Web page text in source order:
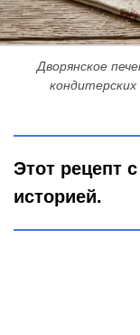
Дворянское
Этот рецепт
историей.